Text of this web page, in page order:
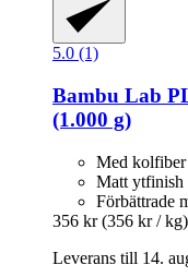
5.0 (1)
Bambu Lab
(1.000 g)
Med kolfiber
Matt ytfinish
Förbättrade
356 kr (356 kr / kg)
Leverans till 14.